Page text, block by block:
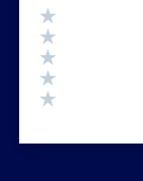
Valutazione